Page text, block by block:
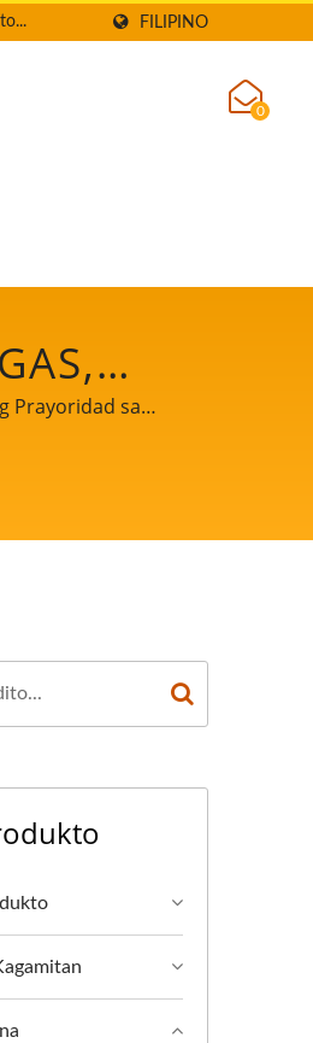
FILIPINO
0
NG
SA
NG
NG
Prayoridad sa